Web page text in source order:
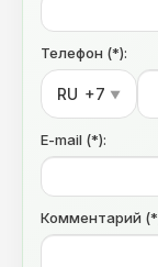
Телефон (*):
RU +7 ▼
E-mail (*):
Комментарий